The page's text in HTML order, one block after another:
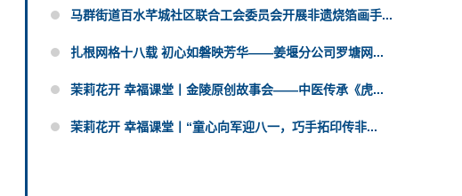
马群街道百水芊城社区联合工会委员会开展非遗烧箔画手...
扎根网格十八载 初心如磐映芳华——姜堰分公司罗塘网...
茉莉花开 幸福课堂丨金陵原创故事会——中医传承《虎...
茉莉花开 幸福课堂丨“童心向军迎八一，巧手拓印传非...